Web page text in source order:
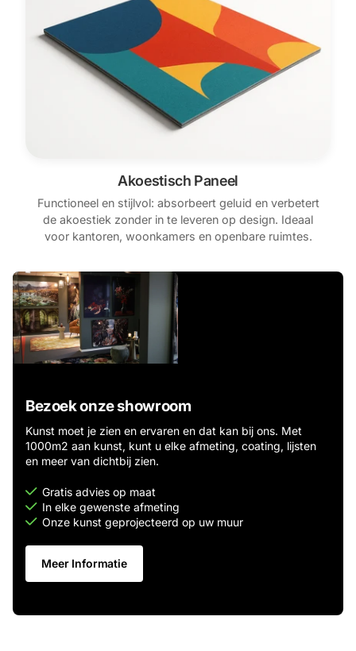
Akoestisch Paneel
Functioneel en stijlvol: absorbeert geluid en verbetert
de akoestiek zonder in te leveren op design. Ideaal
voor kantoren, woonkamers en openbare ruimtes.
Bezoek onze showroom
Kunst moet je zien en ervaren en dat kan bij ons. Met
1000m2 aan kunst, kunt u elke afmeting, coating, lijsten
en meer van dichtbij zien.
Gratis advies op maat
In elke gewenste afmeting
Onze kunst geprojecteerd op uw muur
Meer Informatie